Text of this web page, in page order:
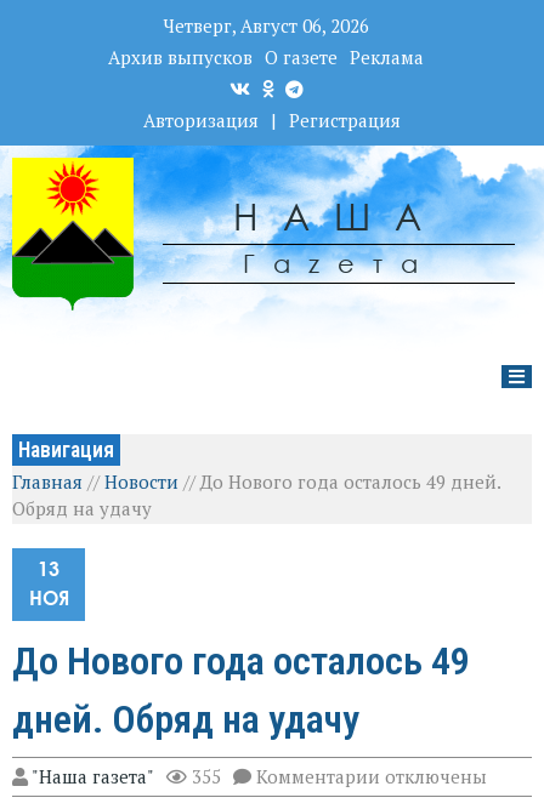
Четверг, Август 06, 2026
Архив выпусков О газете Реклама
Авторизация | Регистрация
НАША
Гаzета
Навигация
Главная //Новости // До Нового года осталось 49 дней.
Обряд на удачу
13
НОЯ
До Нового года осталось 49
дней. Обряд на удачу
"Наша газета" 355 Комментарии к
записи
отключены